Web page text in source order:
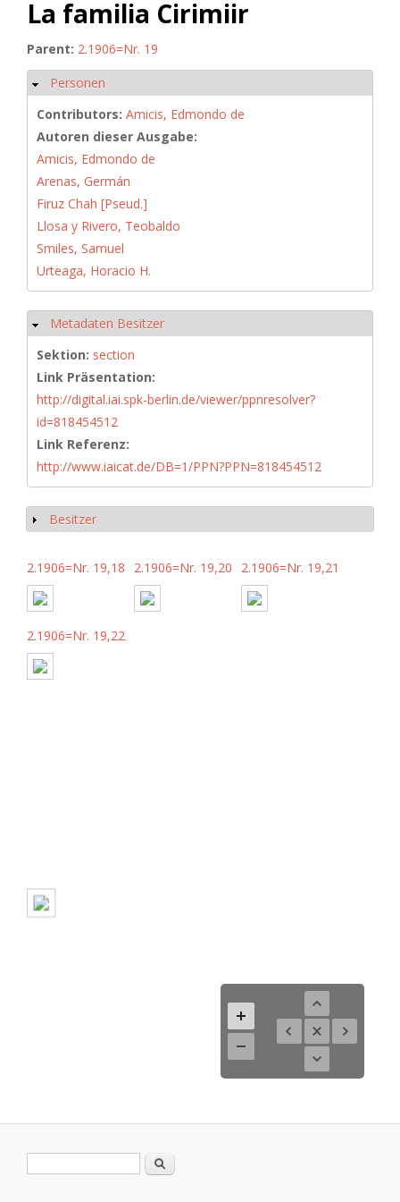
La familia Cirimiir
Parent: 2.1906=Nr. 19
Hide
Personen
Contributors: Amicis, Edmondo de
Autoren dieser Ausgabe:
Amicis, Edmondo de
Arenas, Germán
Firuz Chah [Pseud.]
Llosa y Rivero, Teobaldo
Smiles, Samuel
Urteaga, Horacio H.
Hide
Metadaten Besitzer
Sektion: section
Link Präsentation:
http://digital.iai.spk-berlin.de/viewer/ppnresolver?
id=818454512
Link Referenz:
http://www.iaicat.de/DB=1/PPN?PPN=818454512
Show
Besitzer
2.1906=Nr. 19,18 2.1906=Nr. 19,20 2.1906=Nr. 19,21
2.1906=Nr. 19,22
Search